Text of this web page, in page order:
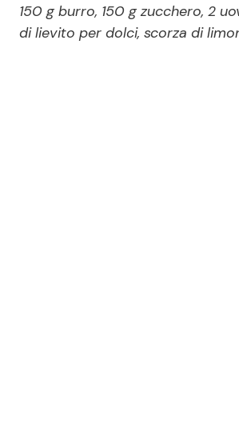
150 g burro, 150 g zucchero, 2
di lievito per dolci, scorza di